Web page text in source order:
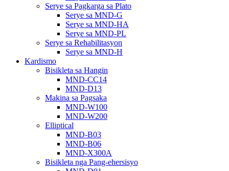
Serye sa Pagkarga sa Plato
Serye sa MND-G
Serye sa MND-HA
Serye sa MND-PL
Serye sa Rehabilitasyon
Serye sa MND-H
Kardismo
Bisikleta sa Hangin
MND-CC14
MND-D13
Makina sa Pagsaka
MND-W100
MND-W200
Elliptical
MND-B03
MND-B06
MND-X300A
Bisikleta nga Pang-ehersisyo